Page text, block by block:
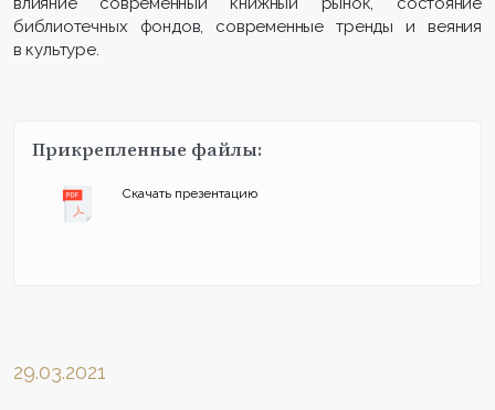
библиотечных фондов, современные тренды и веяния
в культуре.
Прикрепленные файлы:
Скачать презентацию
29.03.2021